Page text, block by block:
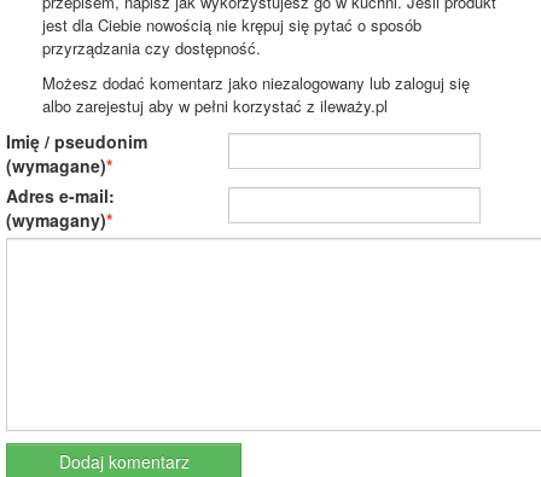
jest dla Ciebie nowością nie krępuj się pytać o sposób
przyrządzania czy dostępność.
Możesz dodać komentarz jako niezalogowany lub zaloguj się
albo zarejestuj aby w pełni korzystać z ileważy.pl
Imię / pseudonim
(wymagane)
Adres e-mail:
(wymagany)